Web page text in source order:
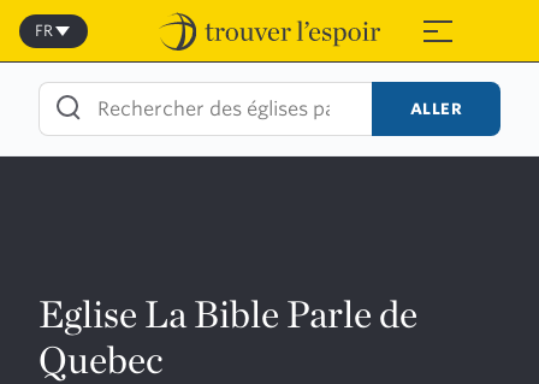
Skip
content
≡
FR
ALLER
Eglise La Bible Parle de
Quebec